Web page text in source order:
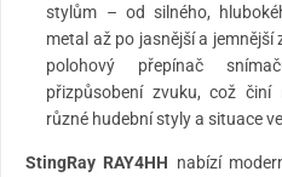
stylům – od silného,
metal až po jasnější a
polohový přepínač
přizpůsobení zvuku, což
různé hudební styly a situace
StingRay RAY4HH nabízí